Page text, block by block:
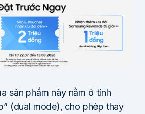
sản phẩm này nằm ở tính
(dual mode), cho phép thay